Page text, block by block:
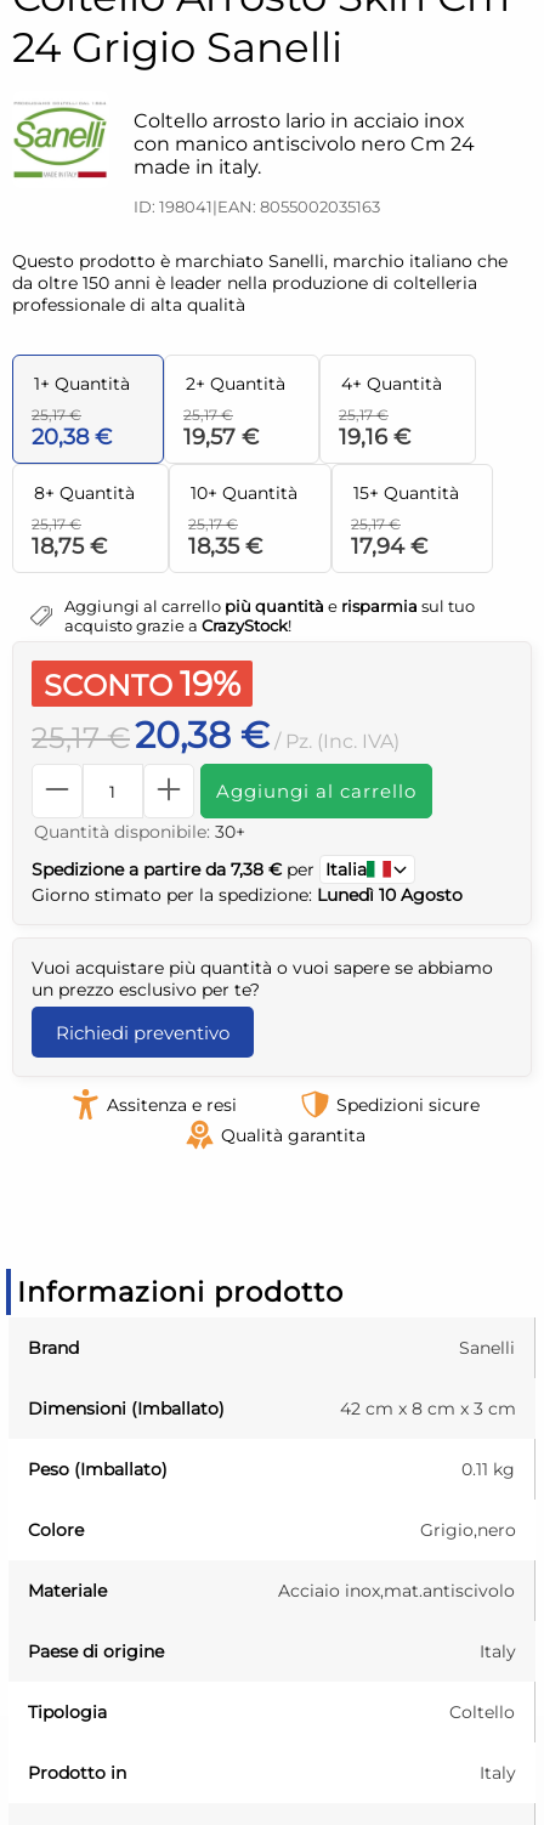
24 Grigio Sanelli
Coltello arrosto lario in acciaio inox
con manico antiscivolo nero Cm 24
made in italy.
ID: 198041|EAN: 8055002035163
Questo prodotto è marchiato Sanelli, marchio italiano che
da oltre 150 anni è leader nella produzione di coltelleria
professionale di alta qualità
1+ Quantità
25,17 €
20,38 €
2+ Quantità
25,17 €
19,57 €
4+ Quantità
25,17 €
19,16 €
8+ Quantità
25,17 €
18,75 €
10+ Quantità
25,17 €
18,35 €
15+ Quantità
25,17 €
17,94 €
Aggiungi al carrello più quantità e risparmia sul tuo
acquisto grazie a CrazyStock!
SCONTO 19%
25,17 €20,38 € / Pz. (Inc. IVA)
Aggiungi al carrello
Quantità disponibile: 30+
Spedizione a partire da 7,38 € per
Italia
Giorno stimato per la spedizione: Lunedì 10 Agosto
Vuoi acquistare più quantità o vuoi sapere se abbiamo
un prezzo esclusivo per te?
Richiedi preventivo
Assitenza e resi
Spedizioni sicure
Qualità garantita
Informazioni prodotto
Brand Sanelli
Dimensioni (Imballato) 42 cm x 8 cm x 3 cm
Peso (Imballato) 0.11 kg
Colore Grigio,nero
Materiale Acciaio inox,mat.antiscivolo
Paese di origine Italy
Tipologia Coltello
Prodotto in Italy